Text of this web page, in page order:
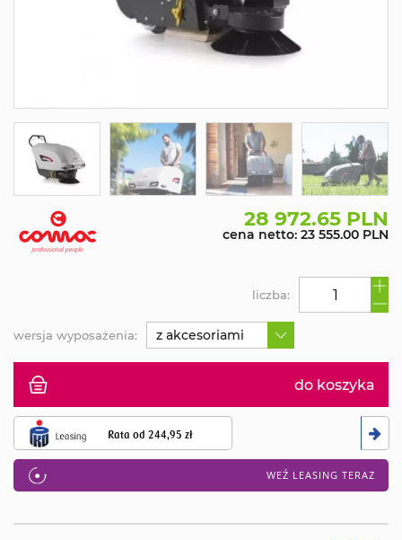
28 972.65 PLN
cena netto: 23 555.00 PLN
do koszyka
Rata od 244,95 zł
WEŹ LEASING TERAZ
liczba:
wersja wyposażenia: z akcesoriami